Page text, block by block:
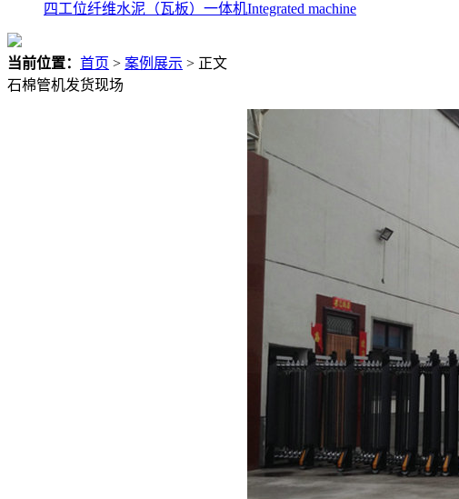
四工位纤维水泥（瓦板）一体机Integrated machine
当前位置： 首页 > 案例展示 > 正文
石棉管机发货现场